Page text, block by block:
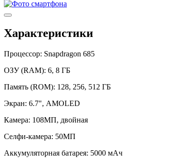
Характеристики
Процессор: Snapdragon 685
ОЗУ (RAM): 6, 8 ГБ
Память (ROM): 128, 256, 512 ГБ
Экран: 6.7", AMOLED
Камера: 108МП, двойная
Селфи-камера: 50МП
Аккумуляторная батарея: 5000 мАч